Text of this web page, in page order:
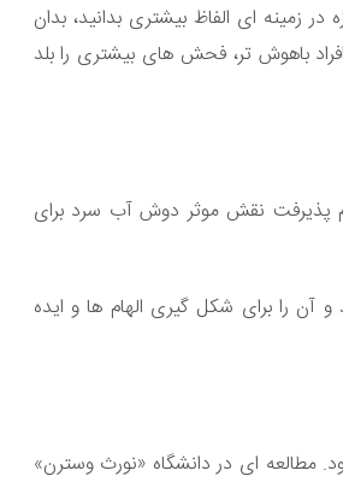
در زمینه ای الفاظ بیشتری بدانید، بدان
باهوش تر، فحش های بیشتری را بلد
پذیرفت نقش موثر دوش آب سرد برای
و آن را برای شکل گیری الهام ها و ایده
مطالعه ای در دانشگاه «نورث وسترن»